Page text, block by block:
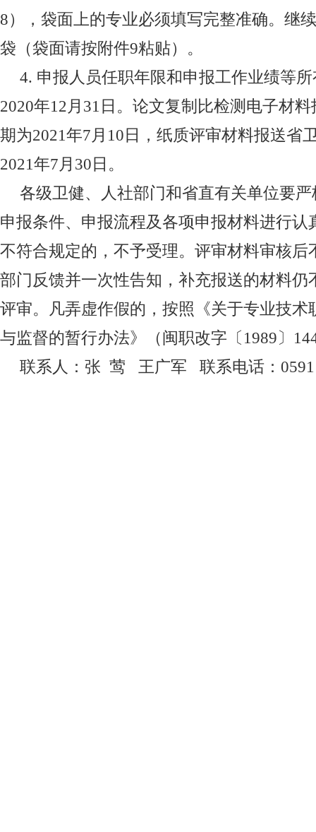
8），袋面上的专业必须填写完整准确。继
袋（袋面请按附件9粘贴）。
4. 申报人员任职年限和申报工作业绩等
2020年12月 31 日。论文复制比检测电子材
期为2021年7月 10日，纸质评审材料报送省
2021年7月 30日。
各级卫健、人社部门和省直有关单位要
申报条件、申报流程及各项申报材料进行认
不符合规定的，不予受理。评审材料审核后
部门反馈并一次性告知，补充报送的材料仍
评审。凡弄虚作假的，按照《关于专业技术
与监督的暂行办法》（闽职改字〔1989〕
联系人：张 莺 王广军 联系电话： 0591